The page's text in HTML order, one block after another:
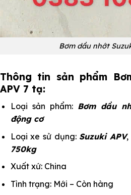
Bơm dầu nhớt
Thông tin sản phẩm
APV 7 tạ:
Loại sản phẩm: Bơm dầu
động cơ
Loại xe sử dụng: Suzuki APV,
750kg
Xuất xứ: China
Tình trạng: Mới – Còn hàng